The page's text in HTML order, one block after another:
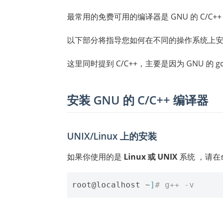
最常用的免费可用的编译器是 GNU 的 C/C++
以下部分将指导您如何在不同的操作系统上
这里同时提到 C/C++，主要是因为 GNU 的
安装 GNU 的 C/C++ 编译器
UNIX/Linux 上的安装
如果你使用的是 Linux 或 UNIX 系统 ，请在
root@localhost ~] # g++ -v